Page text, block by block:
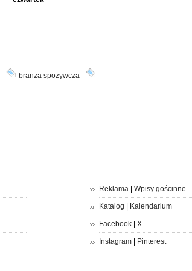
branża spożywcza
Reklama | Wpisy gościnne
Katalog | Kalendarium
Facebook| X
Instagram| Pinterest